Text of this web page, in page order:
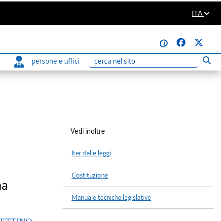
ITA
@
persone e uffici
Ricerca
Vedi inoltre
Iter delle leggi
Costituzione
Manuale tecniche legislative